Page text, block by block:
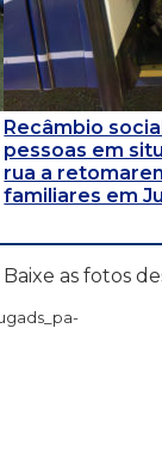
Recâmbio
pessoas em
rua a
familiares em
Baixe as fotos